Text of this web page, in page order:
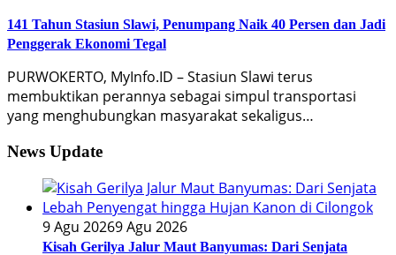
141 Tahun Stasiun Slawi, Penumpang Naik 40 Persen dan Jadi
Penggerak Ekonomi Tegal
PURWOKERTO, MyInfo.ID – Stasiun Slawi terus
membuktikan perannya sebagai simpul transportasi
yang menghubungkan masyarakat sekaligus…
News Update
9 Agu 20269 Agu 2026
Kisah Gerilya Jalur Maut Banyumas: Dari Senjata